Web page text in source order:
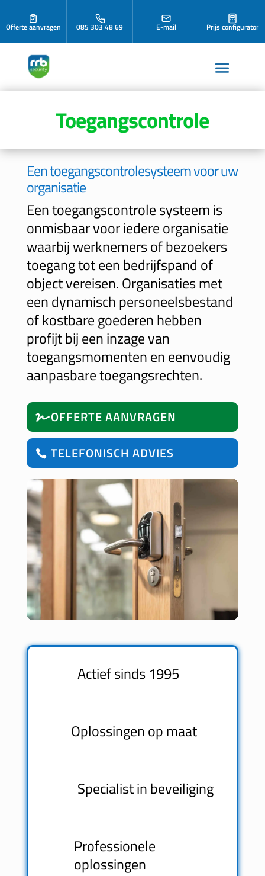
Offerte aanvragen 085 303 48 69 E-mail Prijs configurator
Toegangscontrole
Een toegangscontrolesysteem voor uw
organisatie
Een toegangscontrole systeem is
onmisbaar voor iedere organisatie
waarbij werknemers of bezoekers
toegang tot een bedrijfspand of
object vereisen. Organisaties met
een dynamisch personeelsbestand
of kostbare goederen hebben
profijt bij een inzage van
toegangsmomenten en eenvoudig
aanpasbare toegangsrechten.
OFFERTE AANVRAGEN
TELEFONISCH ADVIES
Actief sinds 1995
Oplossingen op maat
Specialist in beveiliging
Professionele
oplossingen